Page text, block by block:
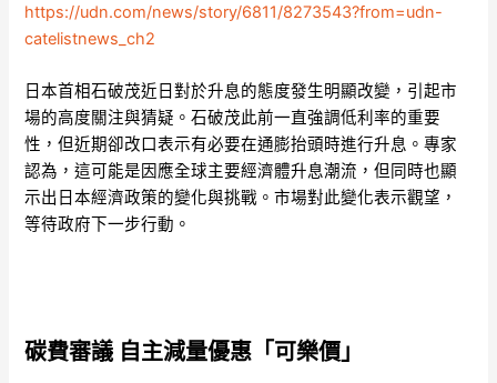
https://udn.com/news/story/6811/8273543?from=udn-
catelistnews_ch2
日本首相石破茂近日對於升息的態度發生明顯改變，引起市
場的高度關注與猜疑。石破茂此前一直強調低利率的重要
性，但近期卻改口表示有必要在通膨抬頭時進行升息。專家
認為，這可能是因應全球主要經濟體升息潮流，但同時也顯
示出日本經濟政策的變化與挑戰。市場對此變化表示觀望，
等待政府下一步行動。
碳費審議 自主減量優惠「可樂價」